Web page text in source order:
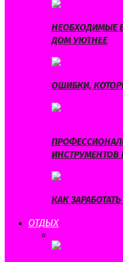
НЕОБХОДИМЫЕ
ДОМ УЮТНЕЕ
ОШИБКИ,
ИНСТРУМЕНТОВ
КАК
ОТДЫХ